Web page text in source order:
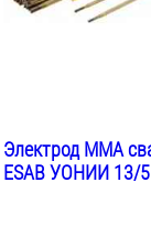
Электрод MMA
ESAB УОНИИ 13/